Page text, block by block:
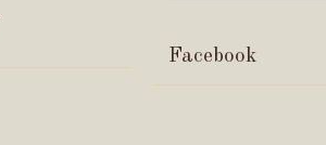
Facebook